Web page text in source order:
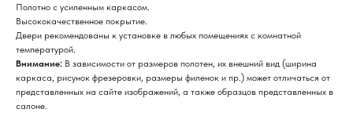
Полотно с усиленным каркасом.
Высококачественное покрытие.
Двери рекомендованы к установке в любых помещениях с комнатной
температурой.
Внимание: В зависимости от размеров полотен, их внешний вид (ширина
каркаса, рисунок фрезеровки, размеры филенок и пр.) может отличаться от
представленных на сайте изображений, а также образцов представленных в
салоне.